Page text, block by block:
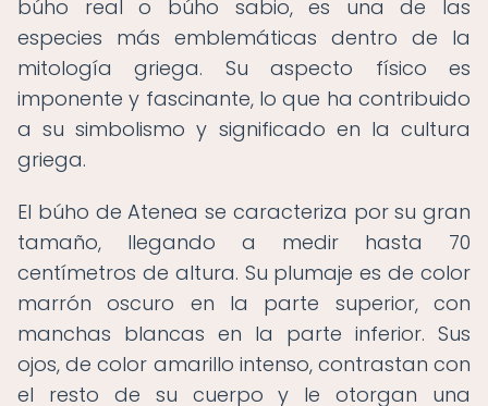
búho real o búho sabio, es una de las
especies más emblemáticas dentro de la
mitología griega. Su aspecto físico es
imponente y fascinante, lo que ha contribuido
a su simbolismo y significado en la cultura
griega.
El búho de Atenea se caracteriza por su gran
tamaño, llegando a medir hasta 70
centímetros de altura. Su plumaje es de color
marrón oscuro en la parte superior, con
manchas blancas en la parte inferior. Sus
ojos, de color amarillo intenso, contrastan con
el resto de su cuerpo y le otorgan una